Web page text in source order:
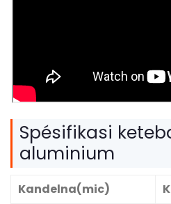
Spésifikasi
aluminium
Kandelna(mic)